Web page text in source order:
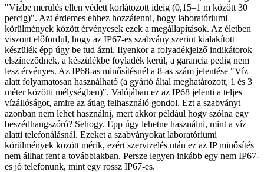
"Vízbe merülés ellen védett korlátozott ideig (0,15–1 m között 30
percig)". Azt érdemes ehhez hozzátenni, hogy laboratóriumi
körülmények között érvényesek ezek a megállapítások. Az életben
viszont előfordul, hogy az IP67-es szabvány szerint kialakított
készülék épp úgy be tud ázni. Ilyenkor a folyadékjelző indikátorok
elszíneződnek, a készülékbe foyladék kerül, a garancia pedig nem
lesz érvényes. Az IP68-as minősítésnél a 8-as szám jelentése "Víz
alatt folyamatosan használható (a gyártó által meghatározott, 1 és 3
méter közötti mélységben)". Valójában ez az IP68 jelenti a teljes
vízállóságot, amire az átlag felhasználó gondol. Ezt a szabványt
azonban nem lehet használni, mert akkor például hogy szólna egy
beszédhangszóró? Sehogy. Épp úgy lehetne használni, mint a víz
alatti telefonálásnál. Ezeket a szabványokat laboratóriumi
körülmények között mérik, ezért szervizelés után ez az IP minősítés
nem állhat fent a továbbiakban. Persze legyen inkább egy nem IP67-
es jó telefonunk, mint egy rossz IP67-es.